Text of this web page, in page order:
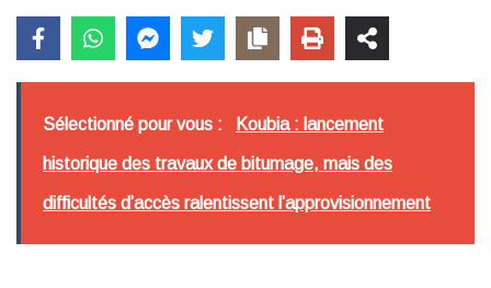
Sélectionné pour vous : Koubia : lancement
historique des travaux de bitumage, mais des
difficultés d’accès ralentissent l’approvisionnement